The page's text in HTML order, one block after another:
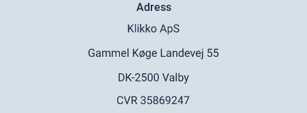
Adress